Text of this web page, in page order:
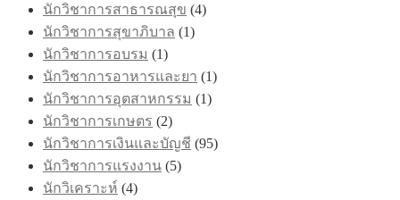
นักวิชาการสาธารณสุข (4)
นักวิชาการสุขาภิบาล (1)
นักวิชาการอบรม (1)
นักวิชาการอาหารและยา (1)
นักวิชาการอุตสาหกรรม (1)
นักวิชาการเกษตร (2)
นักวิชาการเงินและบัญชี (95)
นักวิชาการแรงงาน (5)
นักวิเคราะห์ (4)